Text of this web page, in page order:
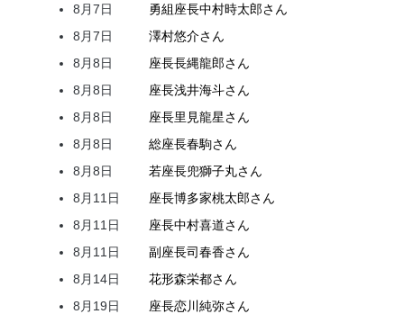
8月7日
勇組座長中村時太郎さん
8月7日
澤村悠介さん
8月8日
座長長縄龍郎さん
8月8日
座長浅井海斗さん
8月8日
座長里見龍星さん
8月8日
総座長春駒さん
8月8日
若座長兜獅子丸さん
8月11日
座長博多家桃太郎さん
8月11日
座長中村喜道さん
8月11日
副座長司春香さん
8月14日
花形森栄都さん
8月19日
座長恋川純弥さん